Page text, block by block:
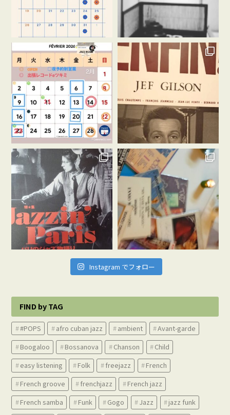
Instagram でフォロー
FIND by TAG
#POPS afro cuban jazz ambient
Avant-garde
Boogaloo
Bossanova Chanson
Child
easy listening
Folk freejazz
French
French groove
frenchjazz
French jazz
French samba
Funk Gogo Jazz
jazz funk